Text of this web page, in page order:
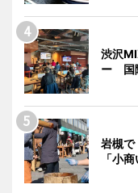
渋沢
ー 国
岩槻
「小